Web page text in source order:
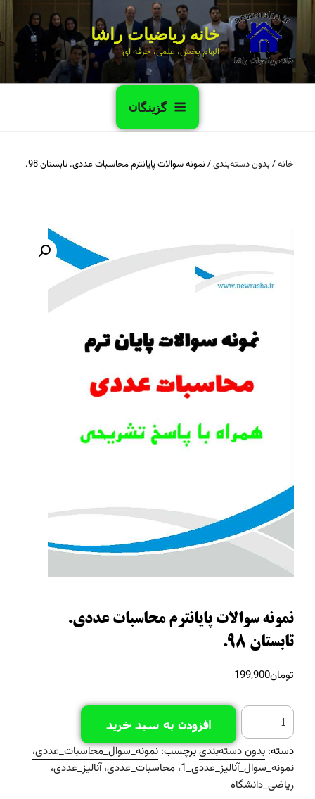
خانه ریاضیات راشا
الهام بخش، علمی، حرفه ای
گزینگان
خانه/بدون دسته‌بندی/ نمونه سوالات پایانترم محاسبات عددی. تابستان 98.
نمونه سوالات پایانترم محاسبات عددی.
تابستان 98.
تومان199,900
افزودن به سبد خرید
دسته: بدون دسته‌بندیبرچسب:نمونه_سوال_محاسبات_عددی،
نمونه_سوال_آنالیز_عددی_1، محاسبات_عددی، آنالیز_عددی،
ریاضی_دانشگاه